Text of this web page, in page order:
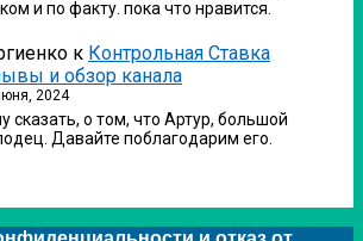
и по факту. пока что нравится.
к Контрольная Ставка
и обзор канала
2024
сказать, о том, что Артур, большой
Давайте поблагодарим его.